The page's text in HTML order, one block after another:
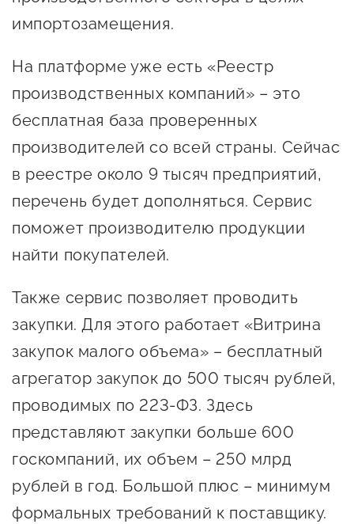
Поддержка социальных
предпринимателей
Поддержка экспортеров
Финансовая поддержка
Меры поддержки в условиях
внешнего санкционного
давления
Центры поддержки
Центр информационно-
консультационного
сопровождения
О центре
Поддержка центра
Онлайн-витрина
Центр образовательных
программ и молодежного
предпринимательства
О центре
Календарь
мероприятий для
социальной сферы
импортозамещения.
На платформе уже есть «Реестр
производственных компаний» – это
бесплатная база проверенных
производителей со всей страны. Сейчас
в реестре около 9 тысяч предприятий,
перечень будет дополняться. Сервис
поможет производителю продукции
найти покупателей.
Также сервис позволяет проводить
закупки. Для этого работает «Витрина
закупок малого объема» – бесплатный
агрегатор закупок до 500 тысяч рублей,
проводимых по 223-ФЗ. Здесь
представляют закупки больше 600
госкомпаний, их объем – 250 млрд
рублей в год. Большой плюс – минимум
формальных требований к поставщику.